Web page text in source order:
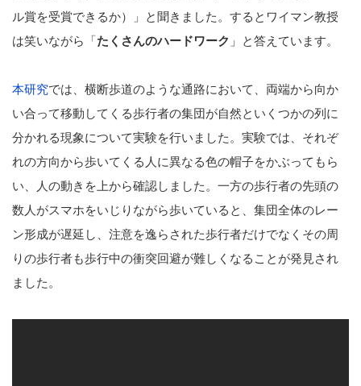
ル賞を受賞できるか）」と聞きました。するとワイマン教授
は笑いながら「たくさんのハードワーク 」と答えています。
本研究では、横断歩道のような通路において、両端から向か
い合って移動してくる歩行者の集団が自然といくつかの列に
分かれる現象について実験を行いました。実験では、それぞ
れの方向から歩いてくる人に異なる色の帽子をかぶってもら
い、人の動きを上から確認しました。一方の歩行者の先頭の
数人がスマホをいじりながら歩いていると、集団全体のレー
ン形成が遅延し、注意を逸らされた歩行者だけでなくその周
りの歩行者も歩行中の衝突回避が難しくなることが発見され
ました。